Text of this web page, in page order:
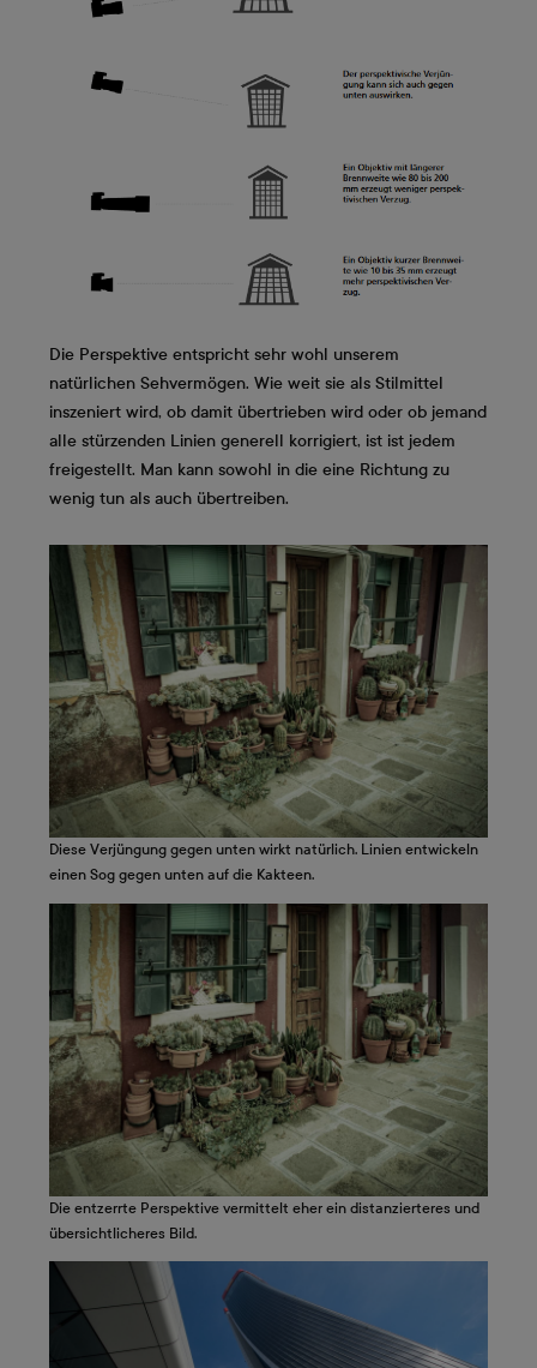
Die Perspektive entspricht sehr wohl unserem
natürlichen Sehvermögen. Wie weit sie als Stilmittel
inszeniert wird, ob damit übertrieben wird oder ob jemand
alle stürzenden Linien generell korrigiert, ist ist jedem
freigestellt. Man kann sowohl in die eine Richtung zu
wenig tun als auch übertreiben.
Diese Verjüngung gegen unten wirkt natürlich. Linien entwickeln
einen Sog gegen unten auf die Kakteen.
Die entzerrte Perspektive vermittelt eher ein distanzierteres und
übersichtlicheres Bild.